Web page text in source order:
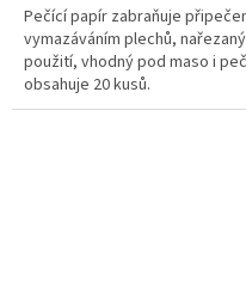
Pečící papír zabraňuje
vymazáváním plechů,
použití, vhodný pod maso i
obsahuje 20 kusů.